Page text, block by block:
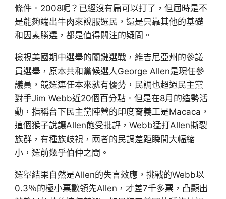
條件。2008呢？已經沒有扁可以打了，但屆時是不
是能夠端出牛肉來說服選民，還是只靠其他的基礎
和因素勝選，都是值得關注的疑問。
檢視美國期中選舉的關鍵選戰，維吉尼亞州的參議
員選舉，原本共和黨候選人George Allen是現任參
議員，競選連任本來就有優勢，民調也超過民主黨
對手Jim Webb近20個百分點。但是在8月的造勢活
動，指稱台下民主黨陣營的印度裔義工是Macaca，
這個猴子說讓Allen飽受批評，Webb猛打Allen撕裂
族群，有種族歧視，兩者的民調差距瞬間大幅縮
小，選前幾乎伯仲之間。
選舉結果自然是Allen的失言效應，挑戰的Webb以
0.3％的極小票數領先Allen，才差7千多票，凸顯出